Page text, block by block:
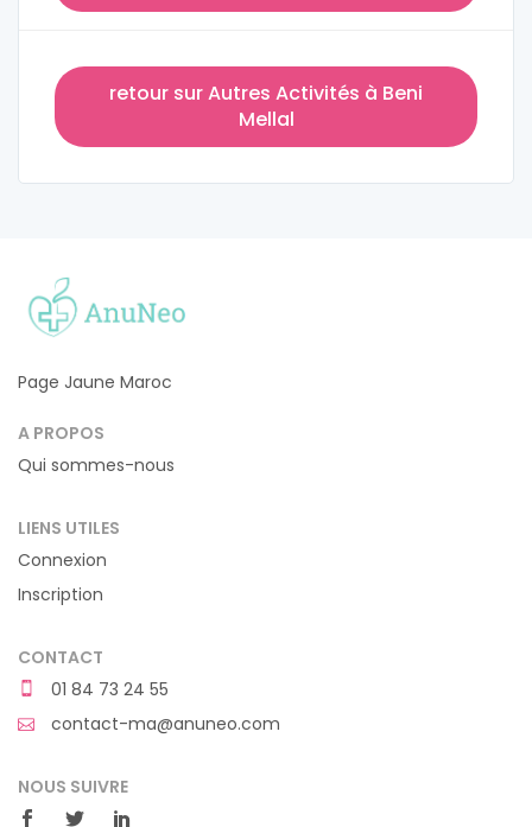
retour sur Autres Activités à Beni
Mellal
Page Jaune Maroc
A PROPOS
Qui sommes-nous
LIENS UTILES
Connexion
Inscription
CONTACT
01 84 73 24 55
contact-ma@anuneo.com
NOUS SUIVRE